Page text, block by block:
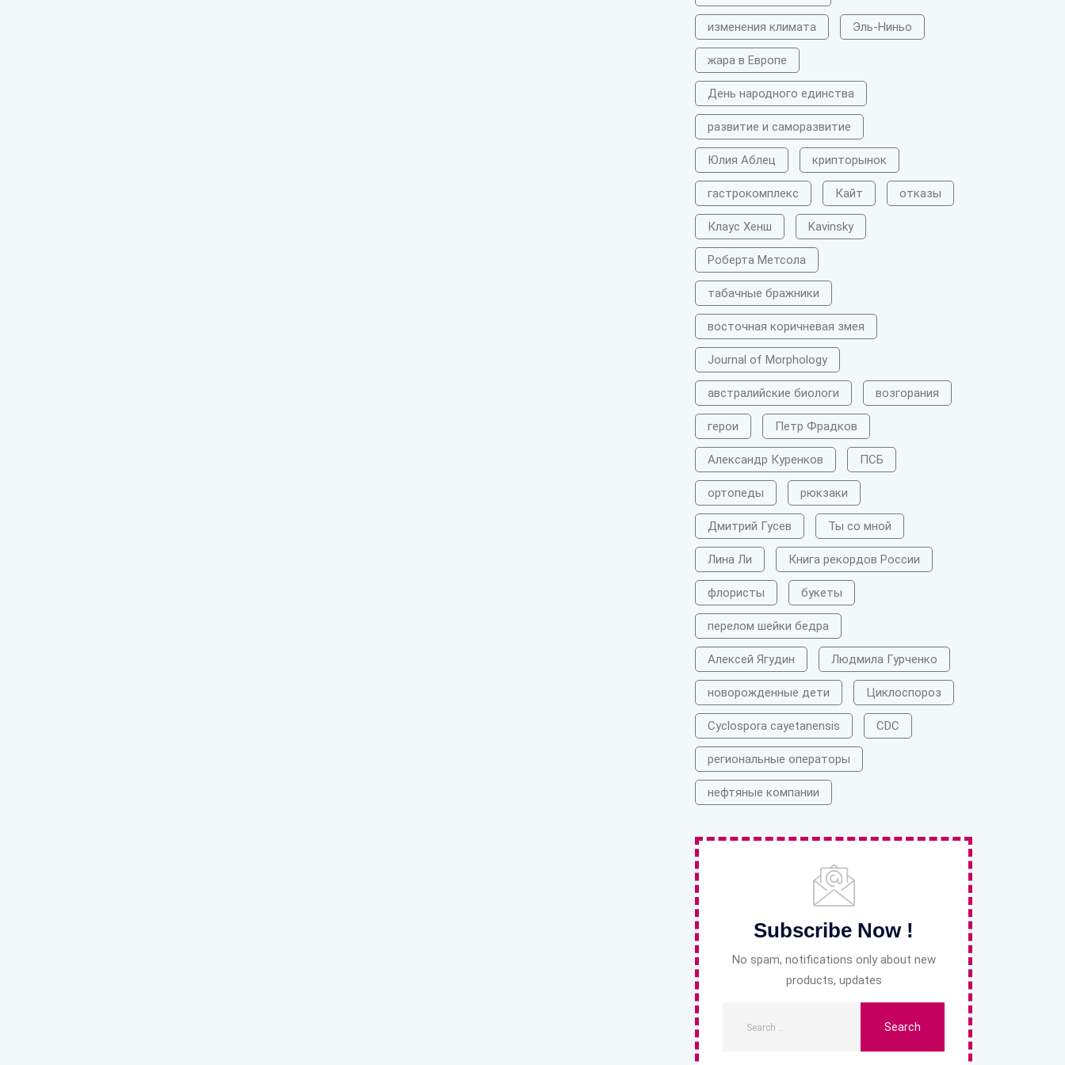
изменения климата Эль-Ниньо
жара в Европе
День народного единства
развитие и саморазвитие
Юлия Аблец крипторынок
гастрокомплекс Кайт отказы
Клаус Хенш Kavinsky
Роберта Метсола
табачные бражники
восточная коричневая змея
Journal of Morphology
австралийские биологи возгорания
герои Петр Фрадков
Александр Куренков ПСБ
ортопеды рюкзаки
Дмитрий Гусев Ты со мной
Лина Ли Книга рекордов России
флористы букеты
перелом шейки бедра
Алексей Ягудин Людмила Гурченко
новорожденные дети Циклоспороз
Cyclospora cayetanensis CDC
региональные операторы
нефтяные компании
Subscribe Now !
No spam, notifications only about new
products, updates